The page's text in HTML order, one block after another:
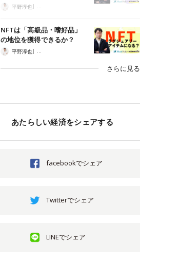
平野淳也 |
「HashHub Research」を読む
NFTは「高級品・嗜好品」
の地位を獲得できるか？
平野淳也 |
「HashHub Research」を読む
さらに見る
あたらしい経済をシェアする
facebookでシェア
Twitterでシェア
LINEでシェア